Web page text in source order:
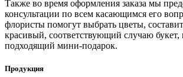
Также во время оформления заказа мы
консультации по всем касающимся его
флористы помогут выбрать цветы,
красивый, соответствующий случаю букет,
подходящий мини-подарок.
Продукция